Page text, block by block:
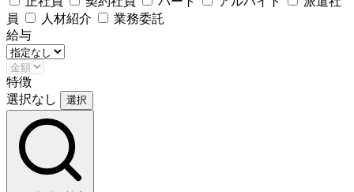
員
人材紹介
業務委託
給与
特徴
選択なし
選択